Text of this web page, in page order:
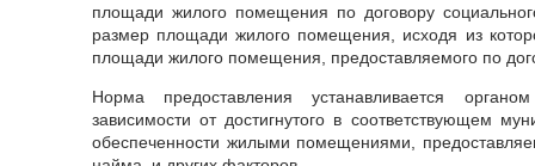
площади жилого помещения по договору
размер площади жилого помещения, исходя из
площади жилого помещения, предоставляемого по
Норма предоставления устанавливается
зависимости от достигнутого в соответствующем
обеспеченности жилыми помещениями,